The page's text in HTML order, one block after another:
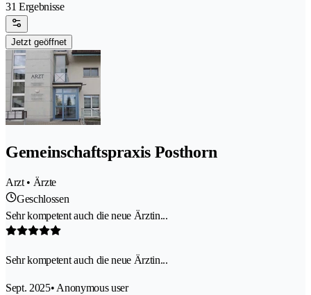
31 Ergebnisse
Jetzt geöffnet
Gemeinschaftspraxis Posthorn
Arzt • Ärzte
Geschlossen
Sehr kompetent auch die neue Ärztin...
Sehr kompetent auch die neue Ärztin...
Sept. 2025• Anonymous user